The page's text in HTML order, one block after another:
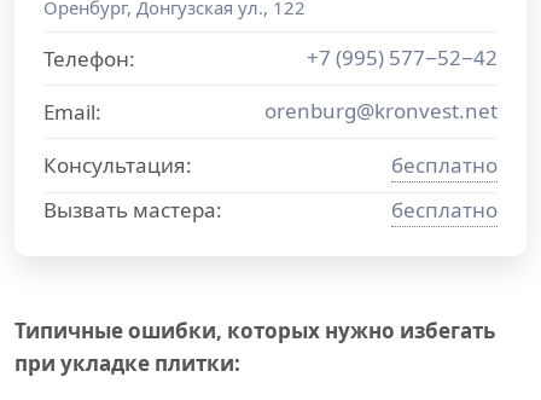
Оренбург, Донгузская ул., 122
Телефон:
+7 (995) 577−52−42
Email:
orenburg@kronvest.net
Консультация:
бесплатно
Вызвать мастера:
бесплатно
Типичные ошибки, которых нужно избегать
при укладке плитки: